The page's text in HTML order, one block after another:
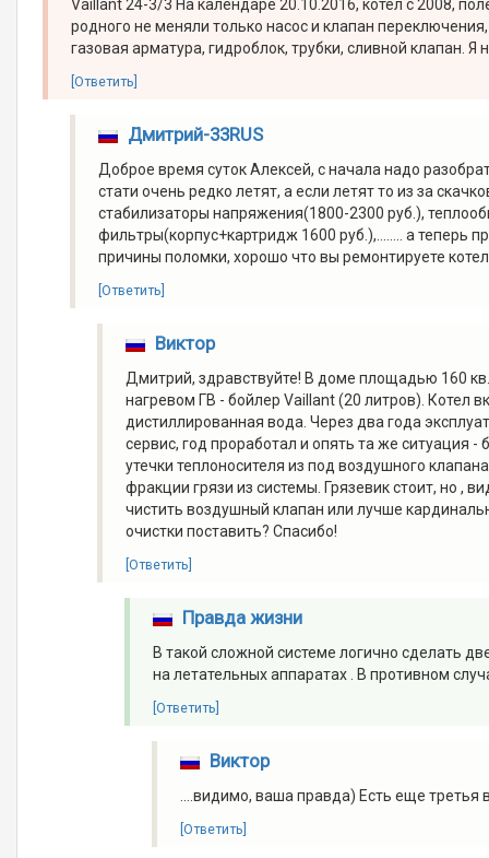
Vaillant 24-3/3 На календаре 20.10.2016, котел с 2008,
родного не меняли только насос и клапан
газовая арматура, гидроблок, трубки, сливной клапан. Я
[Ответить]
Дмитрий-33RUS
Доброе время суток Алексей, с начала надо
стати очень редко летят, а если летят то из за
стабилизаторы напряжения(1800-2300 руб.),
фильтры(корпус+картридж 1600 руб.),........ а теперь
причины поломки, хорошо что вы ремонтируете
[Ответить]
Виктор
Дмитрий, здравствуйте! В доме площадью 160
нагревом ГВ - бойлер Vaillant (20 литров). Котел
дистиллированная вода. Через два года
сервис, год проработал и опять та же ситуация
утечки теплоносителя из под воздушного
фракции грязи из системы. Грязевик стоит, но ,
чистить воздушный клапан или лучше
очистки поставить? Спасибо!
[Ответить]
Правда жизни
В такой сложной системе логично сделать
на летательных аппаратах . В противном
[Ответить]
Виктор
....видимо, ваша правда) Есть еще
[Ответить]